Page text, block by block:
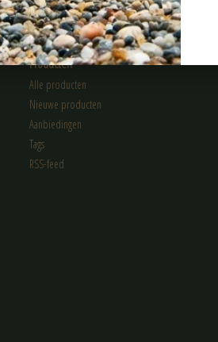
Producten
Alle producten
Nieuwe producten
Aanbiedingen
Tags
RSS-feed